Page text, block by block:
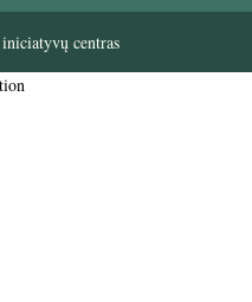
centras